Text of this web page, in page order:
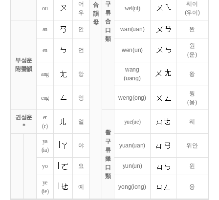
合
韻
母
구
류
合
口
類
ou
어
우
wei(ui)
웨이
(우이)
부성운
附聲韻
an 안 wan(uan) 완
en 언 wen(un)
원
(운)
ang 앙
wang
(uang)
왕
eng 엉 weng(ong)
웡
(웅)
권설운
*
er
(r)
얼
촬
구
류
撮
口
類
yue(ue) 웨
ya
(ia)
야 yuan(uan) 위안
yo 요 yun(un) 윈
ye
(ie)
예 yong(iong) 융